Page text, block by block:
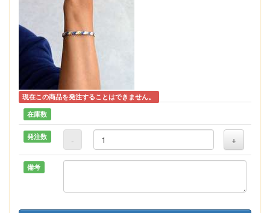
現在この商品を発注することはできません。
在庫数
発注数 - +
備考